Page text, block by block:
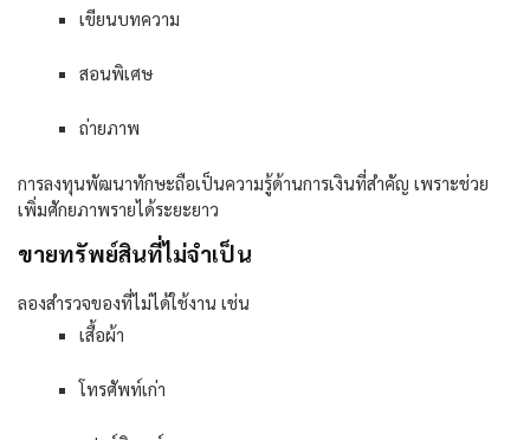
เขียนบทความ
สอนพิเศษ
ถ่ายภาพ
การลงทุนพัฒนาทักษะถือเป็นความรู้ด้านการเงินที่สำคัญ เพราะช่วย
เพิ่มศักยภาพรายได้ระยะยาว
ขายทรัพย์สินที่ไม่จำเป็น
ลองสำรวจของที่ไม่ได้ใช้งาน เช่น
เสื้อผ้า
โทรศัพท์เก่า